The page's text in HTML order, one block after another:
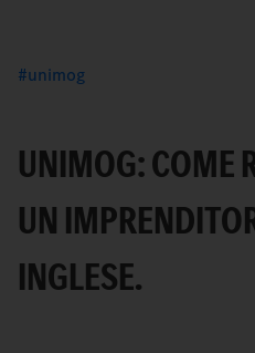
unimog
UNIMOG: COME
UN
INGLESE.